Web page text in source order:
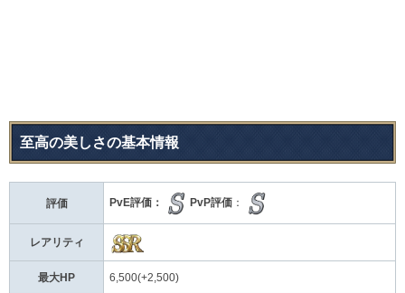
至高の美しさの基本情報
評価 PvE評価： PvP評価 ：
レアリティ
最大HP 6,500(+2,500)